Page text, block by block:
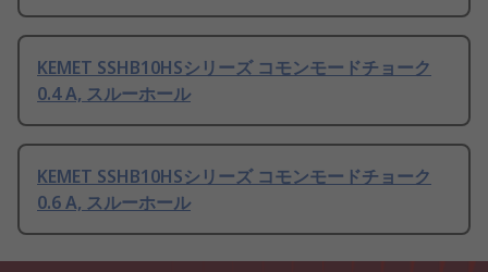
KEMET SSHB10HSシリーズ コモンモードチョーク
0.4 A, スルーホール
KEMET SSHB10HSシリーズ コモンモードチョーク
0.6 A, スルーホール